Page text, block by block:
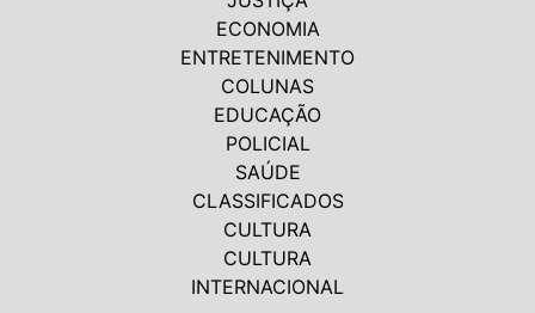
ECONOMIA
ENTRETENIMENTO
COLUNAS
EDUCAÇÃO
POLICIAL
SAÚDE
CLASSIFICADOS
CULTURA
CULTURA
INTERNACIONAL